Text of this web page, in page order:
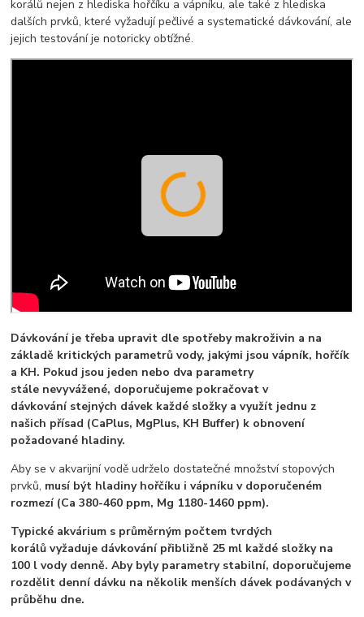
korálů nejen z hlediska hořčíku a vápníku, ale také z hlediska
dalších prvků, které vyžadují pečlivé a systematické dávkování, ale
jejich testování je notoricky obtížné.
Dávkování je třeba upravit dle spotřeby makroživin a na
základě kritických parametrů vody, jakými jsou vápník, hořčík
a KH. Pokud jsou jeden nebo dva parametry
stále nevyvážené, doporučujeme pokračovat v
dávkování stejných dávek každé složky a využít jednu z
našich přísad (CaPlus, MgPlus, KH Buffer) k obnovení
požadované hladiny.
Aby se v akvarijní vodě udrželo dostatečné množství stopových
prvků, musí být hladiny hořčíku i vápníku v doporučeném
rozmezí (Ca 380-460 ppm, Mg 1180-1460 ppm).
Typické akvárium s průměrným počtem tvrdých
korálů vyžaduje dávkování přibližně 25 ml každé složky na
100 l vody denně. Aby byly parametry stabilní, doporučujeme
rozdělit denní dávku na několik menších dávek podávaných v
průběhu dne.